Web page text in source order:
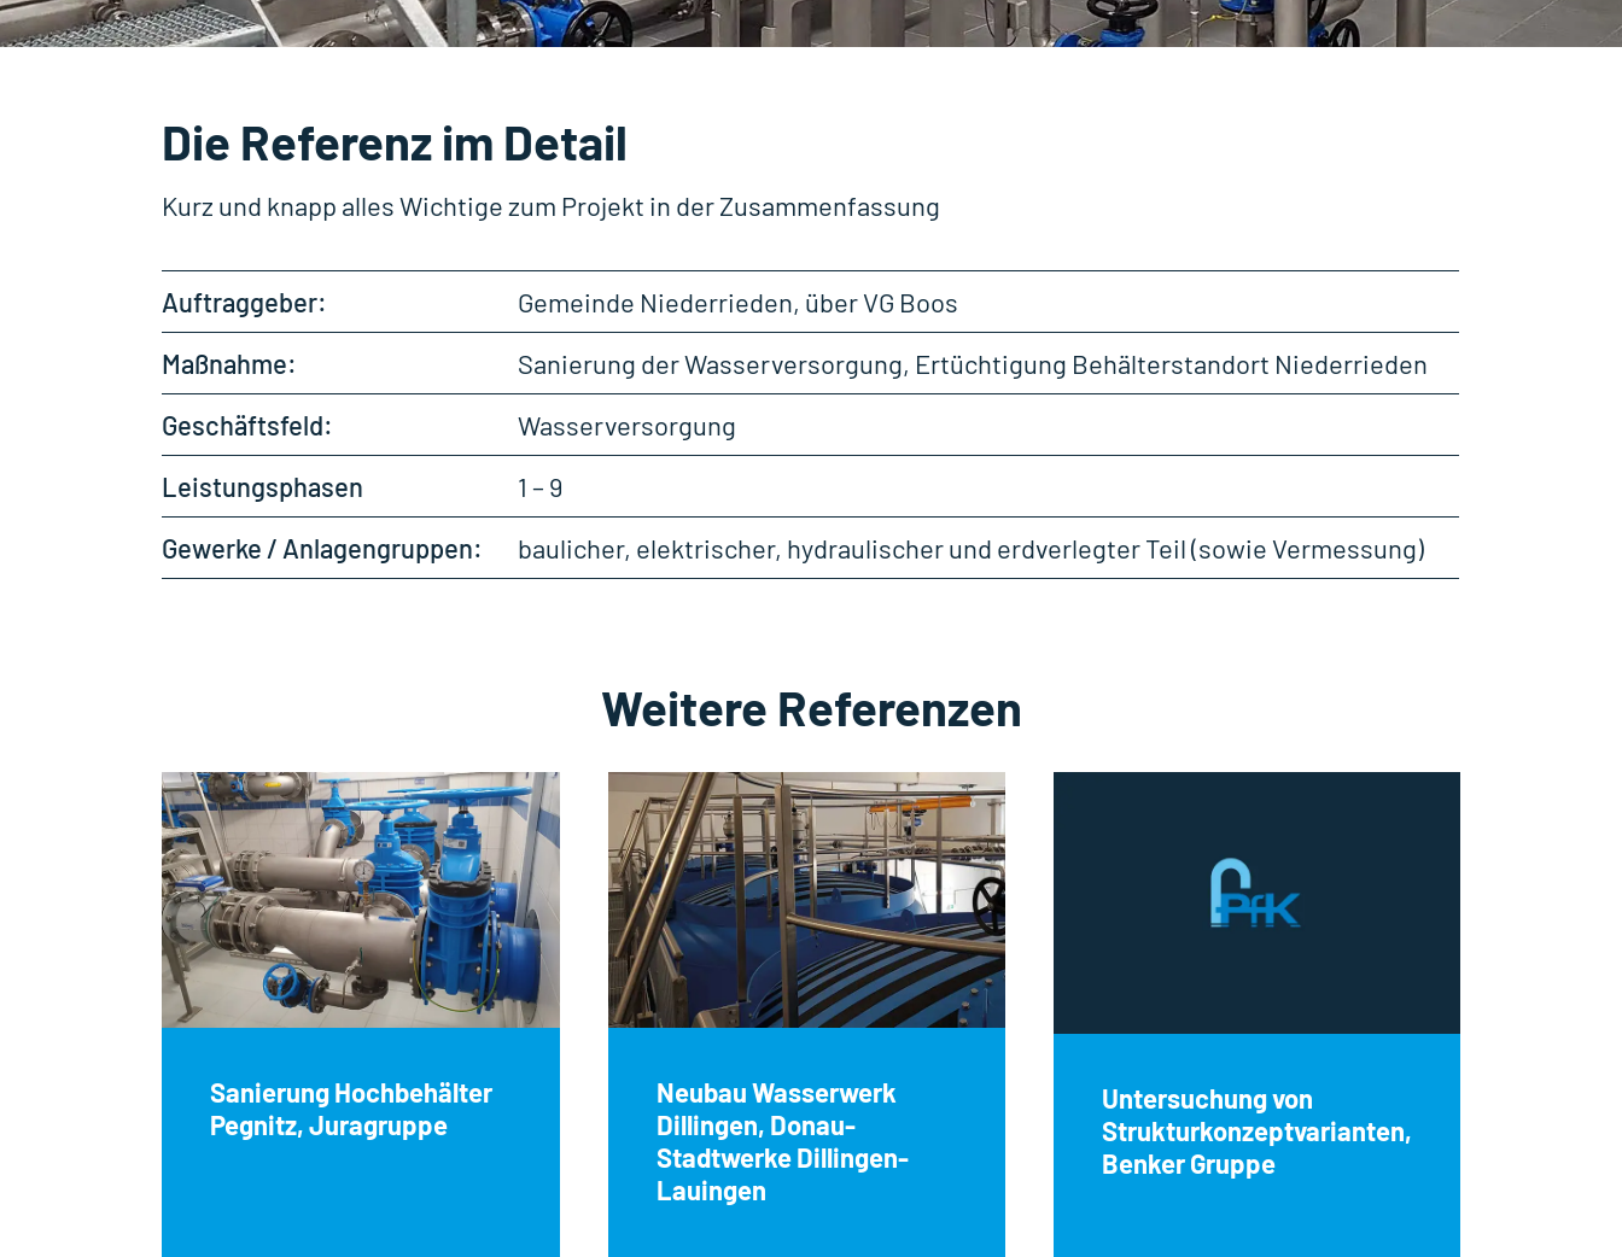
Die Referenz im Detail
Kurz und knapp alles Wichtige zum Projekt in der Zusammenfassung
Auftraggeber:
Gemeinde Niederrieden, über VG Boos
Maßnahme:
Sanierung der Wasserversorgung, Ertüchtigung Behälterstandort Niederrieden
Geschäftsfeld:
Wasserversorgung
Leistungsphasen
1 – 9
Gewerke / Anlagengruppen:
baulicher, elektrischer, hydraulischer und erdverlegter Teil (sowie Vermessung)
Weitere Referenzen
Sanierung Hochbehälter
Pegnitz, Juragruppe
Neubau Wasserwerk
Dillingen, Donau-
Stadtwerke Dillingen-
Lauingen
Untersuchung von
Strukturkonzeptvarianten,
Benker Gruppe